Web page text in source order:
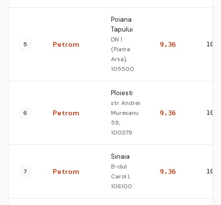
5 Petrom
Poiana
Tapului
DN 1
(Piatra
Arsa),
105500
9.36
6 Petrom
Ploiesti
str. Andrei
Muresanu
59,
100379
9.36
7 Petrom
Sinaia
B-dul
Carol I,
106100
9.36